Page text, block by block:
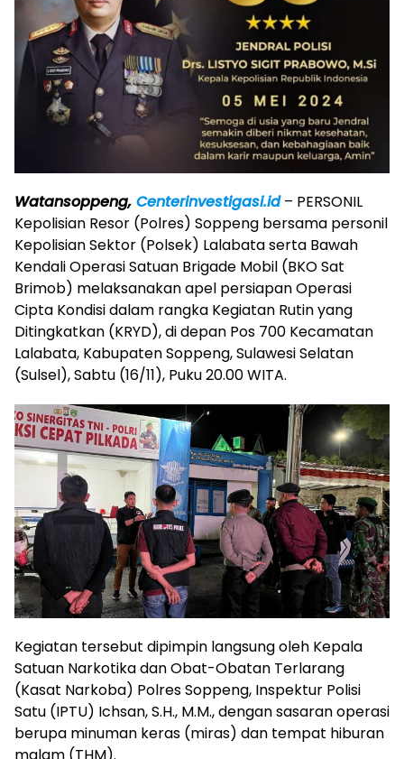
Watansoppeng, Centerinvestigasi.id– PERSONIL
Kepolisian Resor (Polres) Soppeng bersama personil
Kepolisian Sektor (Polsek) Lalabata serta Bawah
Kendali Operasi Satuan Brigade Mobil (BKO Sat
Brimob) melaksanakan apel persiapan Operasi
Cipta Kondisi dalam rangka Kegiatan Rutin yang
Ditingkatkan (KRYD), di depan Pos 700 Kecamatan
Lalabata, Kabupaten Soppeng, Sulawesi Selatan
(Sulsel), Sabtu (16/11), Puku 20.00 WITA.
Kegiatan tersebut dipimpin langsung oleh Kepala
Satuan Narkotika dan Obat-Obatan Terlarang
(Kasat Narkoba) Polres Soppeng, Inspektur Polisi
Satu (IPTU) Ichsan, S.H., M.M., dengan sasaran operasi
berupa minuman keras (miras) dan tempat hiburan